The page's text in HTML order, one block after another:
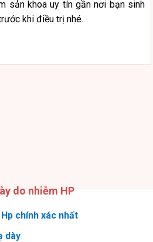
sản khoa uy tín gần nơi bạn sinh
khi điều trị nhé.
do nhiễm HP
chính xác nhất
dày